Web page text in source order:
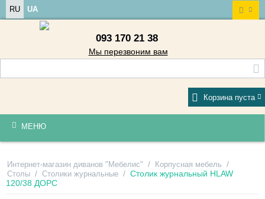
RU UA
093 170 21 38
Мы перезвоним вам
Корзина пуста
МЕНЮ
Интернет-магазин диванов "Мебелис" / Корпусная мебель /
Столы / Столики журнальные / Столик журнальный HLAW
120/38 ДОРС